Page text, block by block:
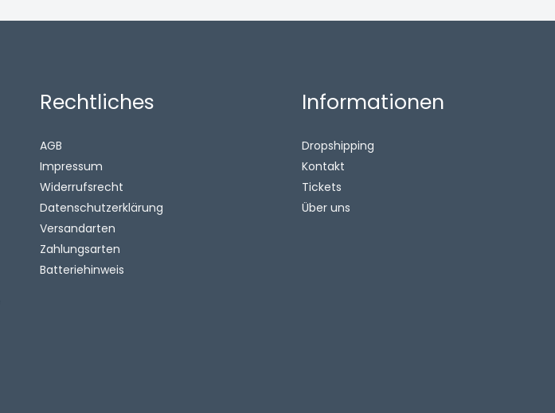
Rechtliches
AGB
Impressum
Widerrufsrecht
Datenschutzerklärung
Versandarten
Zahlungsarten
Batteriehinweis
Informationen
Dropshipping
Kontakt
Tickets
Über uns